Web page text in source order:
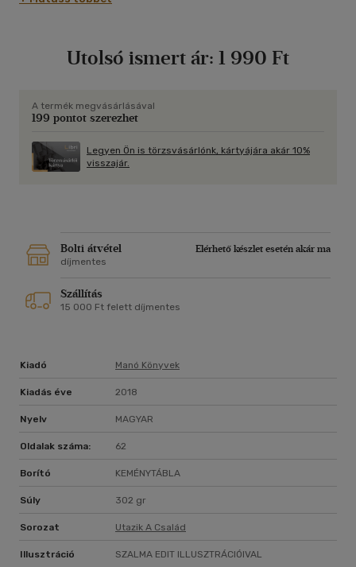
érdekességet tudhatunk meg Vácról és Szentendréről,
hajókázunk a családdal. A könyvből egy csomó ötletet lehet
Csatlakozzatok hozzájuk, fedezzétek fel a mesékkel, majd a
valóságban is Magyarország egyik legszebb részét!
Utolsó ismert ár: 1 990 Ft
A termék megvásárlásával
199 pontot szerezhet
Legyen Ön is törzsvásárlónk, kártyájára akár 10%
visszajár.
Bolti átvétel
Elérhető készlet esetén akár ma
díjmentes
Szállítás
15 000 Ft felett díjmentes
Kiadó Manó Könyvek
Kiadás éve 2018
Nyelv MAGYAR
Oldalak száma: 62
Borító KEMÉNYTÁBLA
Súly 302 gr
Sorozat Utazik A Család
Illusztráció SZALMA EDIT ILLUSZTRÁCIÓIVAL